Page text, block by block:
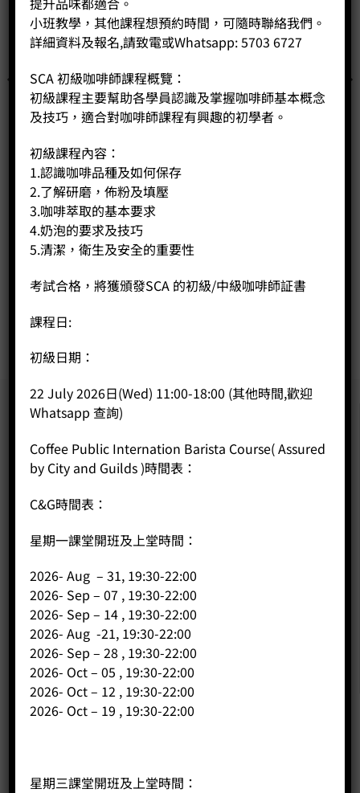
畫花及3D拉花興趣班
Price:
主頁
小班教學，其他課程想預約時間，可隨時聯絡我們。
詳細資料及報名,請致電或Whatsapp: 5703 6727
SCA 初級咖啡師課程概覽：
初級課程主要幫助各學員認識及掌握咖啡師基本概念
及技巧，適合對咖啡師課程有興趣的初學者。
初級課程內容：
1.認識咖啡品種及如何保存
2.了解研磨，佈粉及填壓
3.咖啡萃取的基本要求
4.奶泡的要求及技巧
5.清潔，衛生及安全的重要性
考試合格，將獲頒發SCA 的初級/中級咖啡師証書
課程日:
初級日期：
22 July 2026日(Wed) 11:00-18:00 (其他時間,歡迎
Whatsapp 查詢)
Coffee Public Internation Barista Course( Assured
by City and Guilds )時間表：
C&G時間表：
星期一課堂開班及上堂時間：
2026- Aug – 31, 19:30-22:00
2026- Sep – 07 , 19:30-22:00
2026- Sep – 14 , 19:30-22:00
2026- Aug -21, 19:30-22:00
2026- Sep – 28 , 19:30-22:00
2026- Oct – 05 , 19:30-22:00
2026- Oct – 12 , 19:30-22:00
2026- Oct – 19 , 19:30-22:00
星期三課堂開班及上堂時間：